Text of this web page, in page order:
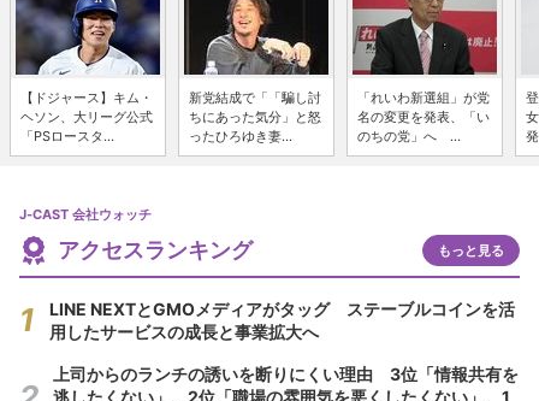
【ドジャース】キム・
ヘソン、大リーグ公式
「PSロースタ...
新党結成で「「騙し討
ちにあった気分」と怒
ったひろゆき妻...
「れいわ新選組」が党
名の変更を発表、「い
のちの党」へ ...
J-CAST 会社ウォッチ
アクセスランキング もっと見る
LINE NEXTとGMOメディアがタッグ ステーブルコインを活
用したサービスの成長と事業拡大へ
上司からのランチの誘いを断りにくい理由 3位「情報共有を
逃したくない」、2位「職場の雰囲気を悪くしたくない」、1